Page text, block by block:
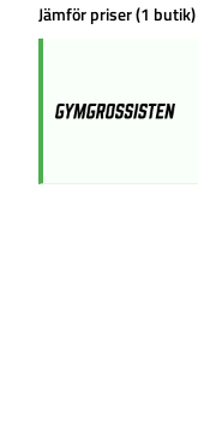
Jämför priser (1 butik)